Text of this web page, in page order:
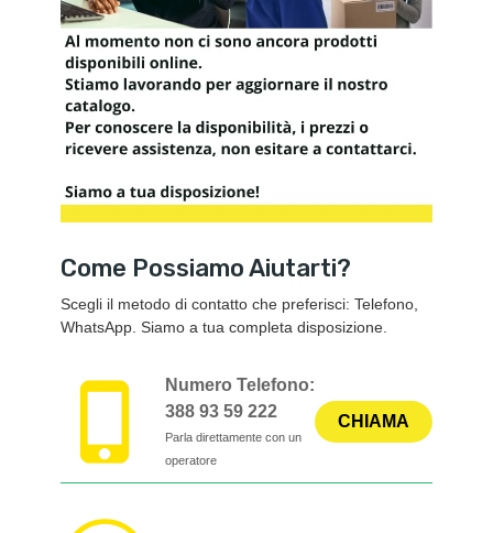
Come Possiamo Aiutarti?
Scegli il metodo di contatto che preferisci: Telefono,
WhatsApp. Siamo a tua completa disposizione.
Numero Telefono:
388 93 59 222
Parla direttamente con un
operatore
CHIAMA